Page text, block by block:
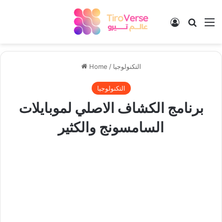
Log In
Home / التكنولوجيا
التكنولوجيا
برنامج الكشاف الاصلي لموبايلات
السامسونج والكثير